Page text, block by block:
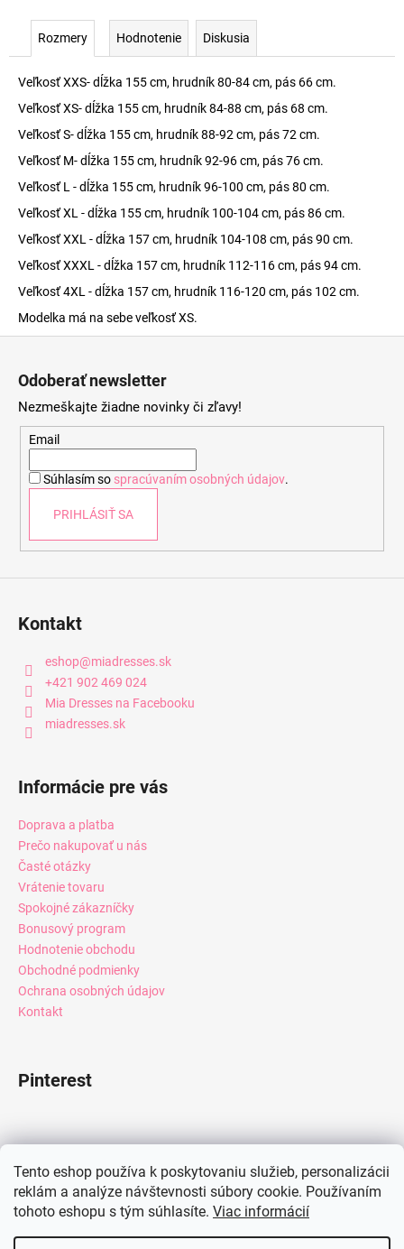
Tento eshop používa k poskytovaniu služieb, personalizácii
reklám a analýze návštevnosti súbory cookie. Používaním
tohoto eshopu s tým súhlasíte. Viac informácií
Rozmery Hodnotenie Diskusia
Veľkosť XXS- dĺžka 155 cm, hrudník 80-84 cm, pás 66 cm.
Veľkosť XS- dĺžka 155 cm, hrudník 84-88 cm, pás 68 cm.
Veľkosť S- dĺžka 155 cm, hrudník 88-92 cm, pás 72 cm.
Veľkosť M- dĺžka 155 cm, hrudník 92-96 cm, pás 76 cm.
Veľkosť L - dĺžka 155 cm, hrudník 96-100 cm, pás 80 cm.
Veľkosť XL - dĺžka 155 cm, hrudník 100-104 cm, pás 86 cm.
Veľkosť XXL - dĺžka 157 cm, hrudník 104-108 cm, pás 90 cm.
Veľkosť XXXL - dĺžka 157 cm, hrudník 112-116 cm, pás 94 cm.
Veľkosť 4XL - dĺžka 157 cm, hrudník 116-120 cm, pás 102 cm.
Modelka má na sebe veľkosť XS.
Odoberať newsletter
Nezmeškajte žiadne novinky či zľavy!
Email
Súhlasím so spracúvaním osobných údajov.
PRIHLÁSIŤ SA
Kontakt
eshop@miadresses.sk
+421 902 469 024
Mia Dresses na Facebooku
miadresses.sk
Informácie pre vás
Doprava a platba
Prečo nakupovať u nás
Časté otázky
Vrátenie tovaru
Spokojné zákazníčky
Bonusový program
Hodnotenie obchodu
Obchodné podmienky
Ochrana osobných údajov
Kontakt
Pinterest
Instagram